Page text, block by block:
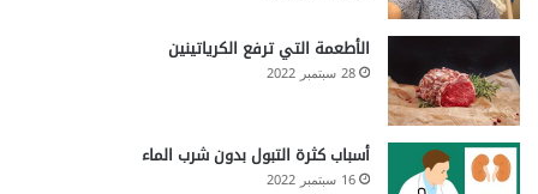
الأطعمة التي ترفع الكرياتينين
28 سبتمبر 2022
أسباب كثرة التبول بدون شرب الماء
16 سبتمبر 2022